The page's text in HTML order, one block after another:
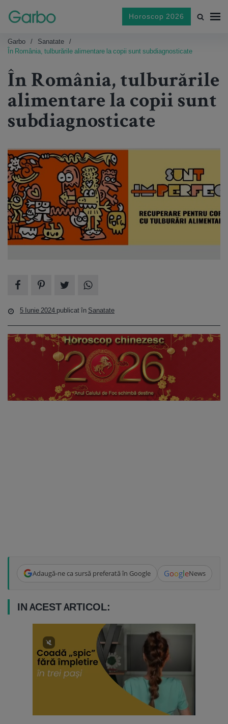
Horoscop 2026
Garbo
Sanatate
În România, tulburările alimentare la copii sunt subdiagnosticate
În România, tulburările
alimentare la copii sunt
subdiagnosticate
5 Iunie 2024 publicat în Sanatate
Adaugă-ne ca sursă preferată în Google GoogleNews
IN ACEST ARTICOL: